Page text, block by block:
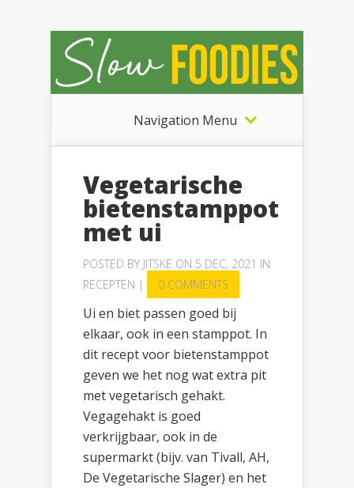
Navigation Menu
Vegetarische
bietenstamppot
met ui
POSTED BY JITSKE ON 5 DEC, 2021 IN
RECEPTEN | 0 COMMENTS
Ui en biet passen goed bij
elkaar, ook in een stamppot. In
dit recept voor bietenstamppot
geven we het nog wat extra pit
met vegetarisch gehakt.
Vegagehakt is goed
verkrijgbaar, ook in de
supermarkt (bijv. van Tivall, AH,
De Vegetarische Slager) en het